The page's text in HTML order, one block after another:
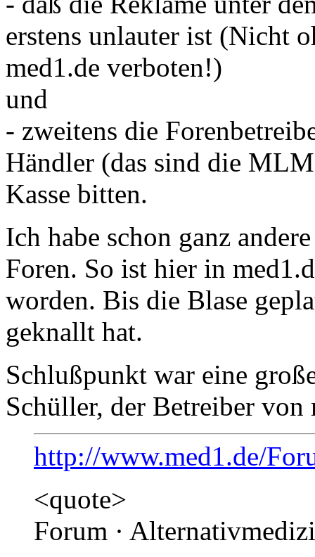
erstens unlauter ist (Nicht
med1.de verboten!)
und
- zweitens die
Händler (das sind die
Kasse bitten.
Ich habe schon ganz
Foren. So ist hier in
worden. Bis die Blase
geknallt hat.
Schlußpunkt war eine
Schüller, der Betreiber von
http://www.med1.de/
<quote>
Forum ·